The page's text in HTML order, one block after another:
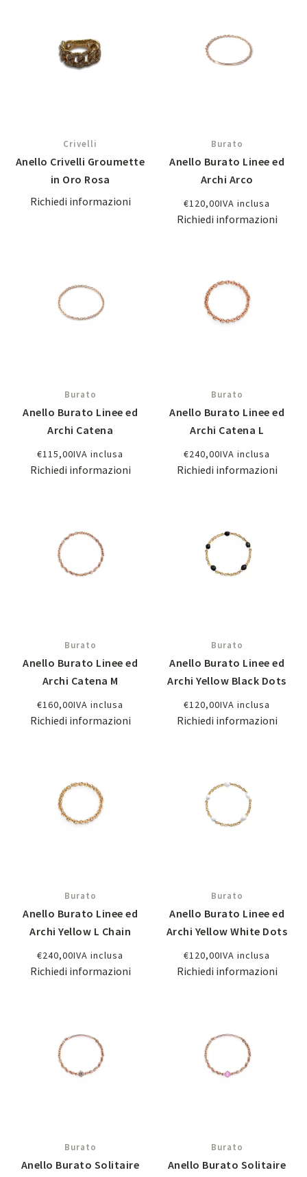
Crivelli
Anello Crivelli Groumette
in Oro Rosa
Richiedi informazioni
Burato
Anello Burato Linee ed
Archi Arco
€120,00IVA inclusa
Richiedi informazioni
Burato
Anello Burato Linee ed
Archi Catena
€115,00IVA inclusa
Richiedi informazioni
Burato
Anello Burato Linee ed
Archi Catena L
€240,00IVA inclusa
Richiedi informazioni
Burato
Anello Burato Linee ed
Archi Catena M
€160,00IVA inclusa
Richiedi informazioni
Burato
Anello Burato Linee ed
Archi Yellow Black Dots
€120,00IVA inclusa
Richiedi informazioni
Burato
Anello Burato Linee ed
Archi Yellow L Chain
€240,00IVA inclusa
Richiedi informazioni
Burato
Anello Burato Linee ed
Archi Yellow White Dots
€120,00IVA inclusa
Richiedi informazioni
Burato
Anello Burato Solitaire
Burato
Anello Burato Solitaire